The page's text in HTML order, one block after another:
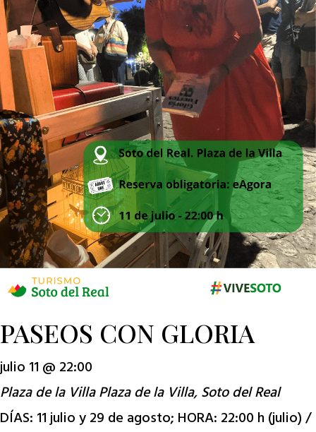
PASEOS CON GLORIA
julio 11 @ 22:00
Plaza de la VillaPlaza de la Villa, Soto del Real
DÍAS: 11 julio y 29 de agosto; HORA: 22:00 h (julio) /